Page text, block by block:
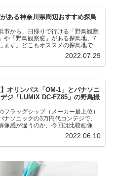
ある神奈川県周辺おすすめ探鳥
市から、日帰りで行ける「野鳥観察
や「野鳥観察窓」がある探鳥地、7
ます。どこもオススメの探鳥地で
れてみると、野山にいる野鳥、海や
それぞれ違う観察になりました。街
車で行ける...
2022.07.29
】オリンパス「OM-1」とパナソニ
ジ「LUMIX DC-FZ85」の野鳥撮
フラッグシップ（メーカー最上位）
ナソニックの3万円代コンデジで、
像感が違うのか、今回は比較画像を
私はコンデジを愛用しているのです
リンパス「OM-1」を使い始めたと
写体で...
2022.06.10